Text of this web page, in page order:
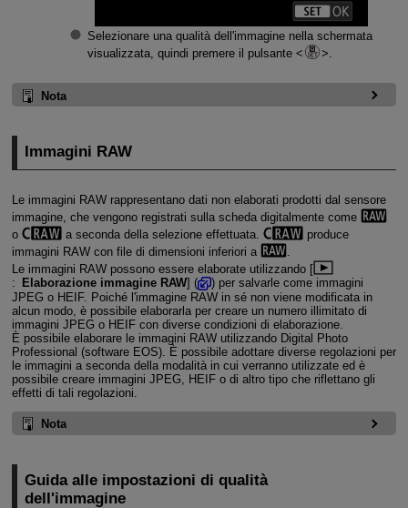
Selezionare una qualità dell'immagine nella schermata
visualizzata, quindi premere il pulsante
Nota
Immagini RAW
Le immagini RAW rappresentano dati non elaborati prodotti dal sensore
immagine, che vengono registrati sulla scheda digitalmente come
o
a seconda della selezione effettuata.
produce
immagini RAW con file di dimensioni inferiori a
Le immagini RAW possono essere elaborate utilizzando [
: Elaborazione immagine RAW] (
) per salvarle come immagini
JPEG o HEIF. Poiché l'immagine RAW in sé non viene modificata in
alcun modo, è possibile elaborarla per creare un numero illimitato di
immagini JPEG o HEIF con diverse condizioni di elaborazione.
È possibile elaborare le immagini RAW utilizzando Digital Photo
Professional (software EOS). È possibile adottare diverse regolazioni per
le immagini a seconda della modalità in cui verranno utilizzate ed è
possibile creare immagini JPEG, HEIF o di altro tipo che riflettano gli
effetti di tali regolazioni.
Nota
Guida alle impostazioni di qualità
dell'immagine